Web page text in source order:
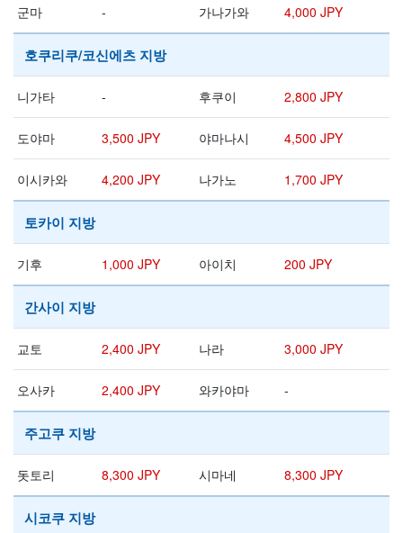
군마 - 가나가와 4,000 JPY
호쿠리쿠/코신에츠 지방
니가타 - 후쿠이 2,800 JPY
도야마 3,500 JPY 야마나시 4,500 JPY
이시카와 4,200 JPY 나가노 1,700 JPY
토카이 지방
기후 1,000 JPY 아이치 200 JPY
간사이 지방
교토 2,400 JPY 나라 3,000 JPY
오사카 2,400 JPY 와카야마 -
주고쿠 지방
돗토리 8,300 JPY 시마네 8,300 JPY
시코쿠 지방